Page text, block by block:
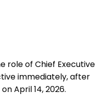
role of Chief Executive
immediately, after
April 14, 2026.